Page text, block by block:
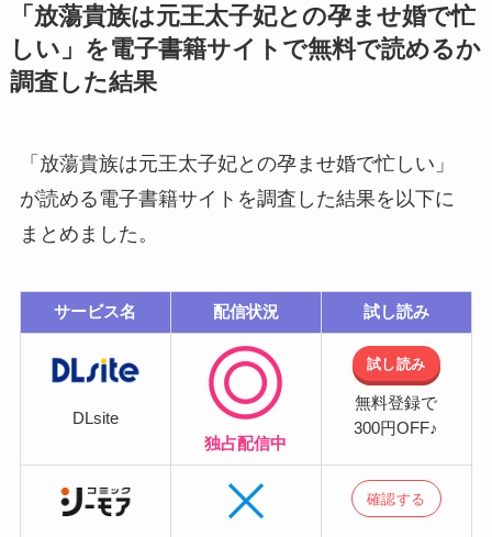
「放蕩貴族は元王太子妃との孕ませ婚で忙
しい」を電子書籍サイトで無料で読めるか
調査した結果
「放蕩貴族は元王太子妃との孕ませ婚で忙しい」
が読める電子書籍サイトを調査した結果を以下に
まとめました。
サービス名 配信状況 試し読み
DLsite
独占配信中
試し読み
無料登録で
300円OFF♪
確認する